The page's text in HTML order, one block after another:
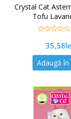
Crystal Cat
Tofu
5
35,58
Adaugă în